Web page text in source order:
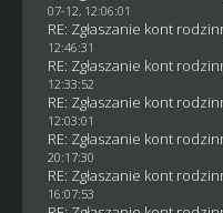
07-12, 12:06:01
RE: Zgłaszanie kont
12:46:31
RE: Zgłaszanie kont
12:33:52
RE: Zgłaszanie kont
12:03:01
RE: Zgłaszanie kont
20:17:30
RE: Zgłaszanie kont
16:07:53